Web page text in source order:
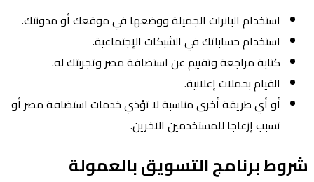
استخدام البانرات الجميلة ووضعها في موقعك أو مدونتك.
استخدام حساباتك في الشبكات الإجتماعية.
كتابة مراجعة وتقييم عن استضافة مصر وتجربتك له.
القيام بحملات إعلانية.
أو أي طريقة أخرى مناسبة لا تؤذي خدمات استضافة مصر أو
تسبب إزعاجا للمستخدمين الآخرين.
شروط برنامج التسويق بالعمولة